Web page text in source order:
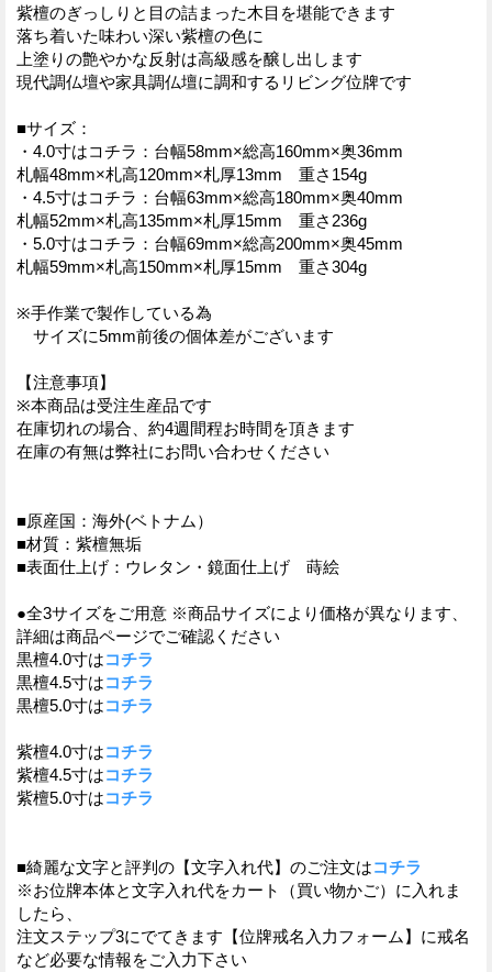
紫檀のぎっしりと目の詰まった木目を堪能できます
落ち着いた味わい深い紫檀の色に
上塗りの艶やかな反射は高級感を醸し出します
現代調仏壇や家具調仏壇に調和するリビング位牌です
■サイズ：
・4.0寸はコチラ：台幅58mm×総高160mm×奥36mm
札幅48mm×札高120mm×札厚13mm 重さ154g
・4.5寸はコチラ：台幅63mm×総高180mm×奥40mm
札幅52mm×札高135mm×札厚15mm 重さ236g
・5.0寸はコチラ：台幅69mm×総高200mm×奥45mm
札幅59mm×札高150mm×札厚15mm 重さ304g
※手作業で製作している為
サイズに5mm前後の個体差がございます
【注意事項】
※本商品は受注生産品です
在庫切れの場合、約4週間程お時間を頂きます
在庫の有無は弊社にお問い合わせください
■原産国：海外(ベトナム）
■材質：紫檀無垢
■表面仕上げ：ウレタン・鏡面仕上げ 蒔絵
●全3サイズをご用意 ※商品サイズにより価格が異なります、
詳細は商品ページでご確認ください
黒檀4.0寸はコチラ
黒檀4.5寸はコチラ
黒檀5.0寸はコチラ
紫檀4.0寸はコチラ
紫檀4.5寸はコチラ
紫檀5.0寸はコチラ
■綺麗な文字と評判の【文字入れ代】のご注文はコチラ
※お位牌本体と文字入れ代をカート（買い物かご）に入れま
したら、
注文ステップ3にでてきます【位牌戒名入力フォーム】に戒名
など必要な情報をご入力下さい